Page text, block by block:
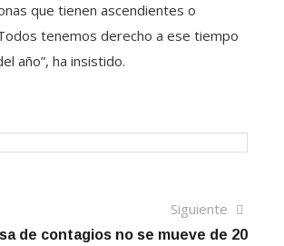
que tienen ascendientes o
tenemos derecho a ese tiempo
año”, ha insistido.
Siguiente
artículo
de contagios no se mueve de 20